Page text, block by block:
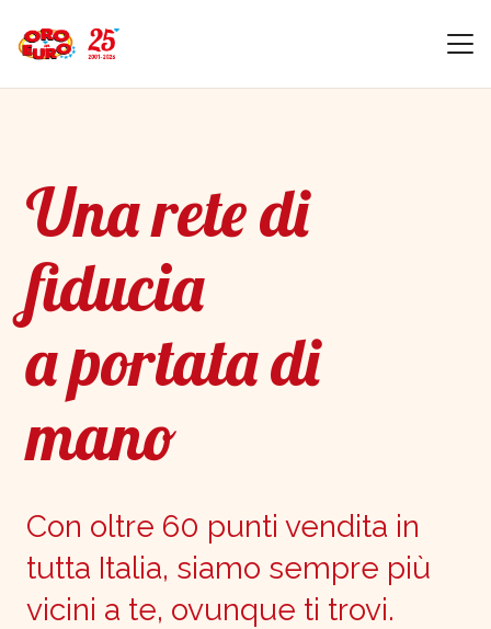
Una rete di
fiducia
a portata di
mano
Con oltre 60 punti vendita in
tutta Italia, siamo sempre più
vicini a te, ovunque ti trovi.